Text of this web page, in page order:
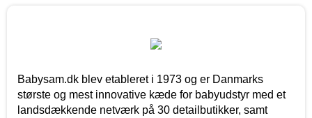
Babysam.dk blev etableret i 1973 og er Danmarks
største og mest innovative kæde for babyudstyr med et
landsdækkende netværk på 30 detailbutikker, samt